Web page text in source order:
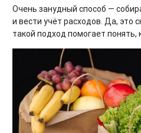
Очень занудный способ —
и вести учёт расходов. Да, это
такой подход помогает понять,